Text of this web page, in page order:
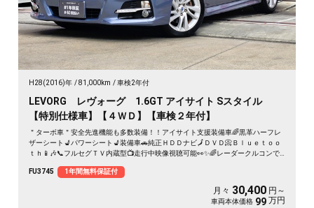
H28(2016)年 81,000km 車検2年付
LEVORG レヴォーグ 1.6GT アイサイト Sスタイル
【特別仕様車】【４ＷＤ】【車検２年付】
＂ターボ車＂安全先進機能も多数装備！！アイサイト支援装備車🌈黒革ハーフレ
ザーシート💺パワーシート💺装備車🚗純正ＨＤＤナビ🗾ＤＶＤ📀Ｂｌｕｅｔｏｏ
ｔｈ📱🎶📞フルセグＴＶ内蔵型📺走行中映像視聴可能👀✨🌈レーダークルコンで
保🔦
FU3745 1年間無料保証付
月々 30,400 円～
車両本体価格 99 万円